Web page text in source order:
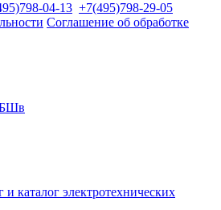
04-13 +7(495)798-29-05
Соглашение об обработке